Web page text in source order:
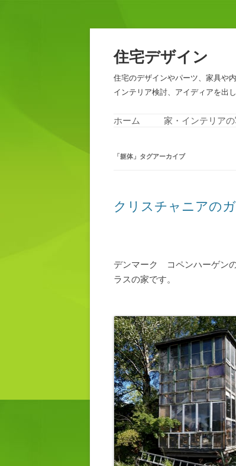
住宅デザイン
住宅のデザインやパーツ、家具や
インテリア検討、アイディアを出
ホーム 家・インテリア
「躯体 」タグアーカイブ
クリスチャニアの
デンマーク コペンハーゲン
ラスの家です。